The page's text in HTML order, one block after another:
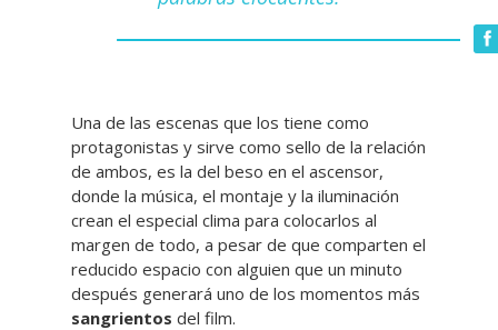
Una de las escenas que los tiene como
protagonistas y sirve como sello de la relación
de ambos, es la del beso en el ascensor,
donde la música, el montaje y la iluminación
crean el especial clima para colocarlos al
margen de todo, a pesar de que comparten el
reducido espacio con alguien que un minuto
después generará uno de los momentos más
sangrientos del film.